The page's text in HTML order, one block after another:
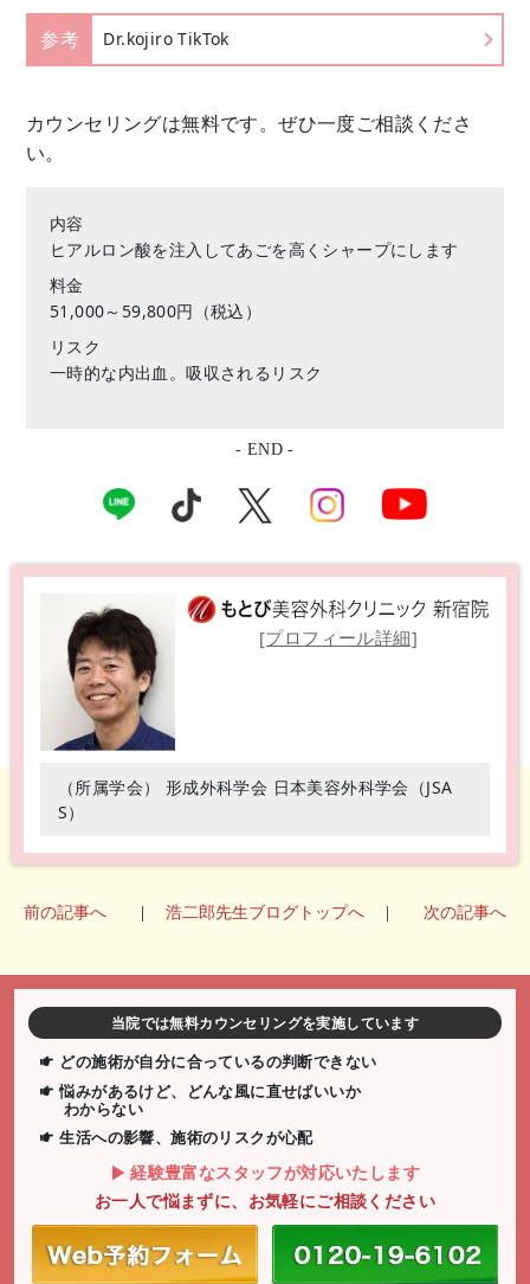
参考 Dr.kojiro TikTok
カウンセリングは無料です。ぜひ一度ご相談くださ
い。
内容
ヒアルロン酸を注入してあごを高くシャープにします
料金
51,000～59,800円（税込）
リスク
一時的な内出血。吸収されるリスク
- END -
[プロフィール詳細]
（所属学会） 形成外科学会 日本美容外科学会（JSA
S）
前の記事へ | 浩二郎先生ブログトップへ | 次の記事へ
当院では無料カウンセリングを実施しています
どの施術が自分に合っているの判断できない
悩みがあるけど、どんな風に直せばいいか
わからない
生活への影響、施術のリスクが心配
経験豊富なスタッフが対応いたします
お一人で悩まずに、お気軽にご相談ください